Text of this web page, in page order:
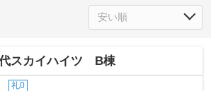
スカイハイツ B棟
礼0